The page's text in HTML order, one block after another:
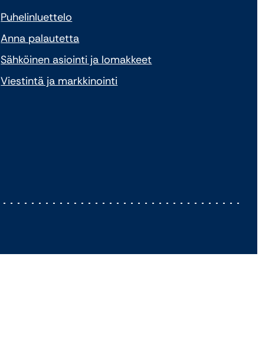
Puhelinluettelo
Anna palautetta
Sähköinen asiointi ja lomakkeet
Viestintä ja markkinointi